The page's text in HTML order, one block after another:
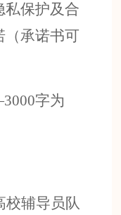
私保护及合
（承诺书可
3000字为
校辅导员队